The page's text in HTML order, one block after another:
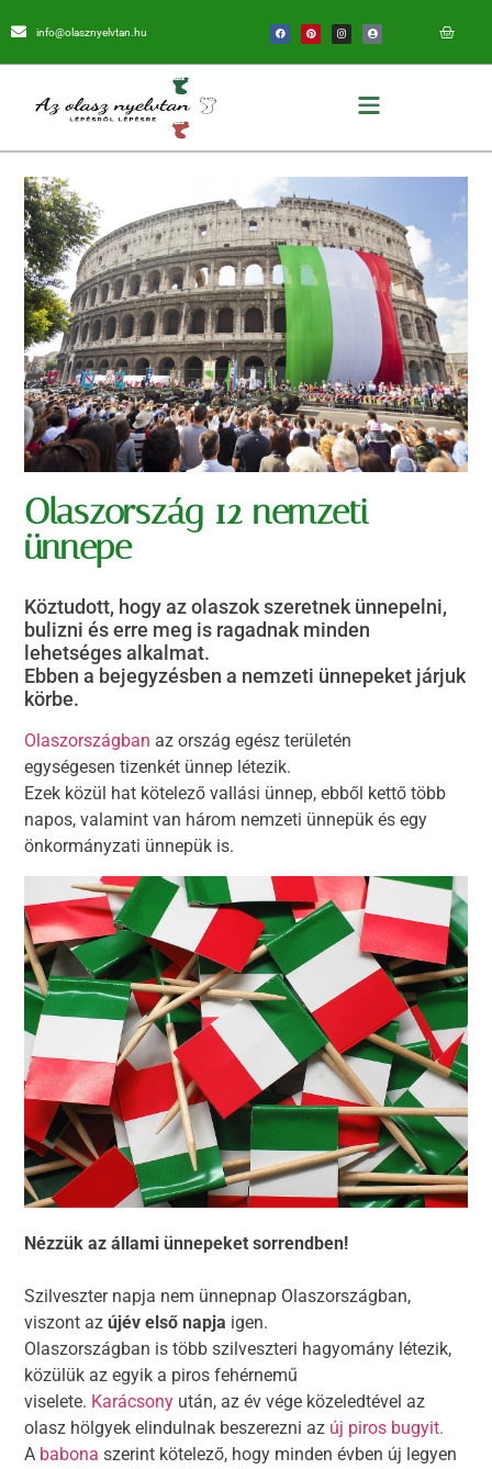
info@olasznyelvtan.hu
Olaszország 12 nemzeti
ünnepe
Köztudott, hogy az olaszok szeretnek ünnepelni,
bulizni és erre meg is ragadnak minden
lehetséges alkalmat.
Ebben a bejegyzésben a nemzeti ünnepeket járjuk
körbe.
Olaszországban az ország egész területén
egységesen tizenkét ünnep létezik.
Ezek közül hat kötelező vallási ünnep, ebből kettő több
napos, valamint van három nemzeti ünnepük és egy
önkormányzati ünnepük is.
Nézzük az állami ünnepeket sorrendben!
Szilveszter napja nem ünnepnap Olaszországban,
viszont azújév első napja igen.
Olaszországban is több szilveszteri hagyomány létezik,
közülük az egyik a piros fehérnemű
viselete. Karácsony után, az év vége közeledtével az
olasz hölgyek elindulnak beszerezni az új piros bugyit.
A babona szerint kötelező, hogy minden évben új legyen